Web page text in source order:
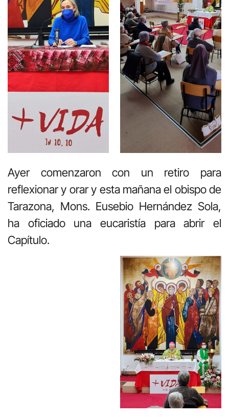
Ayer comenzaron con un retiro para
reflexionar y orar y esta mañana el obispo de
Tarazona, Mons. Eusebio Hernández Sola,
ha oficiado una eucaristía para abrir el
Capítulo.